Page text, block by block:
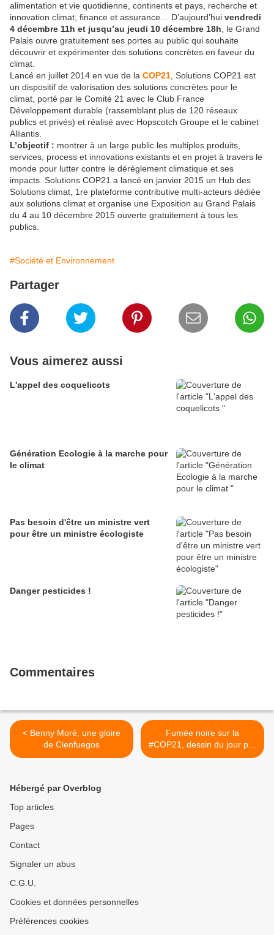
alimentation et vie quotidienne, continents et pays, recherche et
innovation climat, finance et assurance… D’aujourd’hui vendredi
4 décembre 11h et jusqu’au jeudi 10 décembre 18h , le Grand
Palais ouvre gratuitement ses portes au public qui souhaite
découvrir et expérimenter des solutions concrètes en faveur du
climat.
Lancé en juillet 2014 en vue de la COP21 , Solutions COP21 est
un dispositif de valorisation des solutions concrètes pour le
climat, porté par le Comité 21 avec le Club France
Développement durable (rassemblant plus de 120 réseaux
publics et privés) et réalisé avec Hopscotch Groupe et le cabinet
Alliantis.
L’objectif : montrer à un large public les multiples produits,
services, process et innovations existants et en projet à travers le
monde pour lutter contre le dérèglement climatique et ses
impacts. Solutions COP21 a lancé en janvier 2015 un Hub des
Solutions climat, 1re plateforme contributive multi-acteurs dédiée
aux solutions climat et organise une Exposition au Grand Palais
du 4 au 10 décembre 2015 ouverte gratuitement à tous les
publics.
#Société et Environnement
Partager
Vous aimerez aussi
L'appel des coquelicots
Génération Ecologie à la marche pour
le climat
Pas besoin d'être un ministre vert
pour être un ministre écologiste
Danger pesticides !
Commentaires
< Benny Moré, une gloire
de Cienfuegos
Fumée noire sur la
#COP21, dessin du jour par
Soulcié >
Hébergé par Overblog
Top articles
Pages
Contact
Signaler un abus
C.G.U.
Cookies et données personnelles
Préférences cookies